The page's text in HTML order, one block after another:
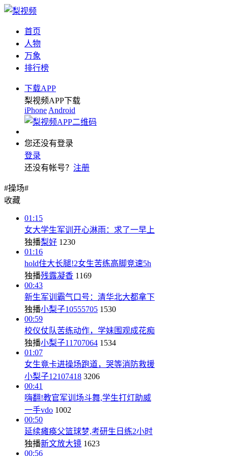
首页
人物
万象
排行榜
下载APP
梨视频APP下载
iPhone Android
您还没有登录
登录
还没有帐号？ 注册
#操场#
收藏
01:15
女大学生军训开心淋雨：求了一早上
独播梨好 1230
01:16
hold住大长腿!2女生苦练高脚竞速5h
独播残露凝香 1169
00:43
新生军训霸气口号：清华北大都拿下
独播小梨子10555705 1530
00:59
校仪仗队苦练动作，学妹围观成花痴
独播小梨子11707064 1534
01:07
女生竟卡进操场跑道，哭等消防救援
小梨子12107418 3206
00:41
嗨翻!教官军训场斗舞,学生打灯助威
一手vdo 1002
00:50
延续瘫痪父篮球梦,考研生日练2小时
独播新文放大镜 1623
00:56